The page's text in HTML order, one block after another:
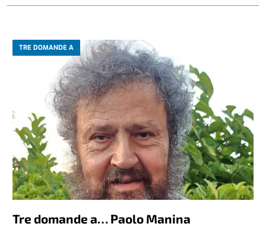
TRE DOMANDE A
Tre domande a… Paolo Manina